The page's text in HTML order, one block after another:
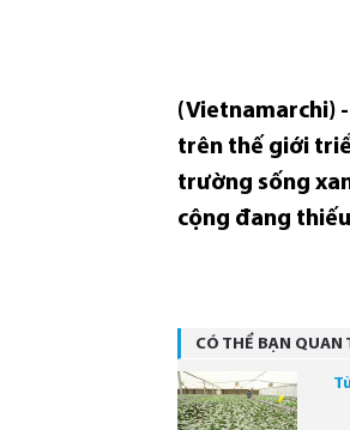
(Vietnamarchi)
trên thế giới
trường sống
cộng đang
CÓ THỂ BẠN QUAN